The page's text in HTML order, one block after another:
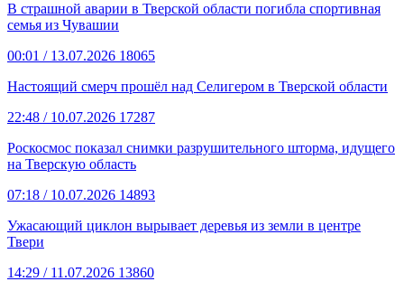
В страшной аварии в Тверской области погибла спортивная
семья из Чувашии
00:01 / 13.07.2026 18065
Настоящий смерч прошёл над Селигером в Тверской области
22:48 / 10.07.2026 17287
Роскосмос показал снимки разрушительного шторма, идущего
на Тверскую область
07:18 / 10.07.2026 14893
Ужасающий циклон вырывает деревья из земли в центре
Твери
14:29 / 11.07.2026 13860